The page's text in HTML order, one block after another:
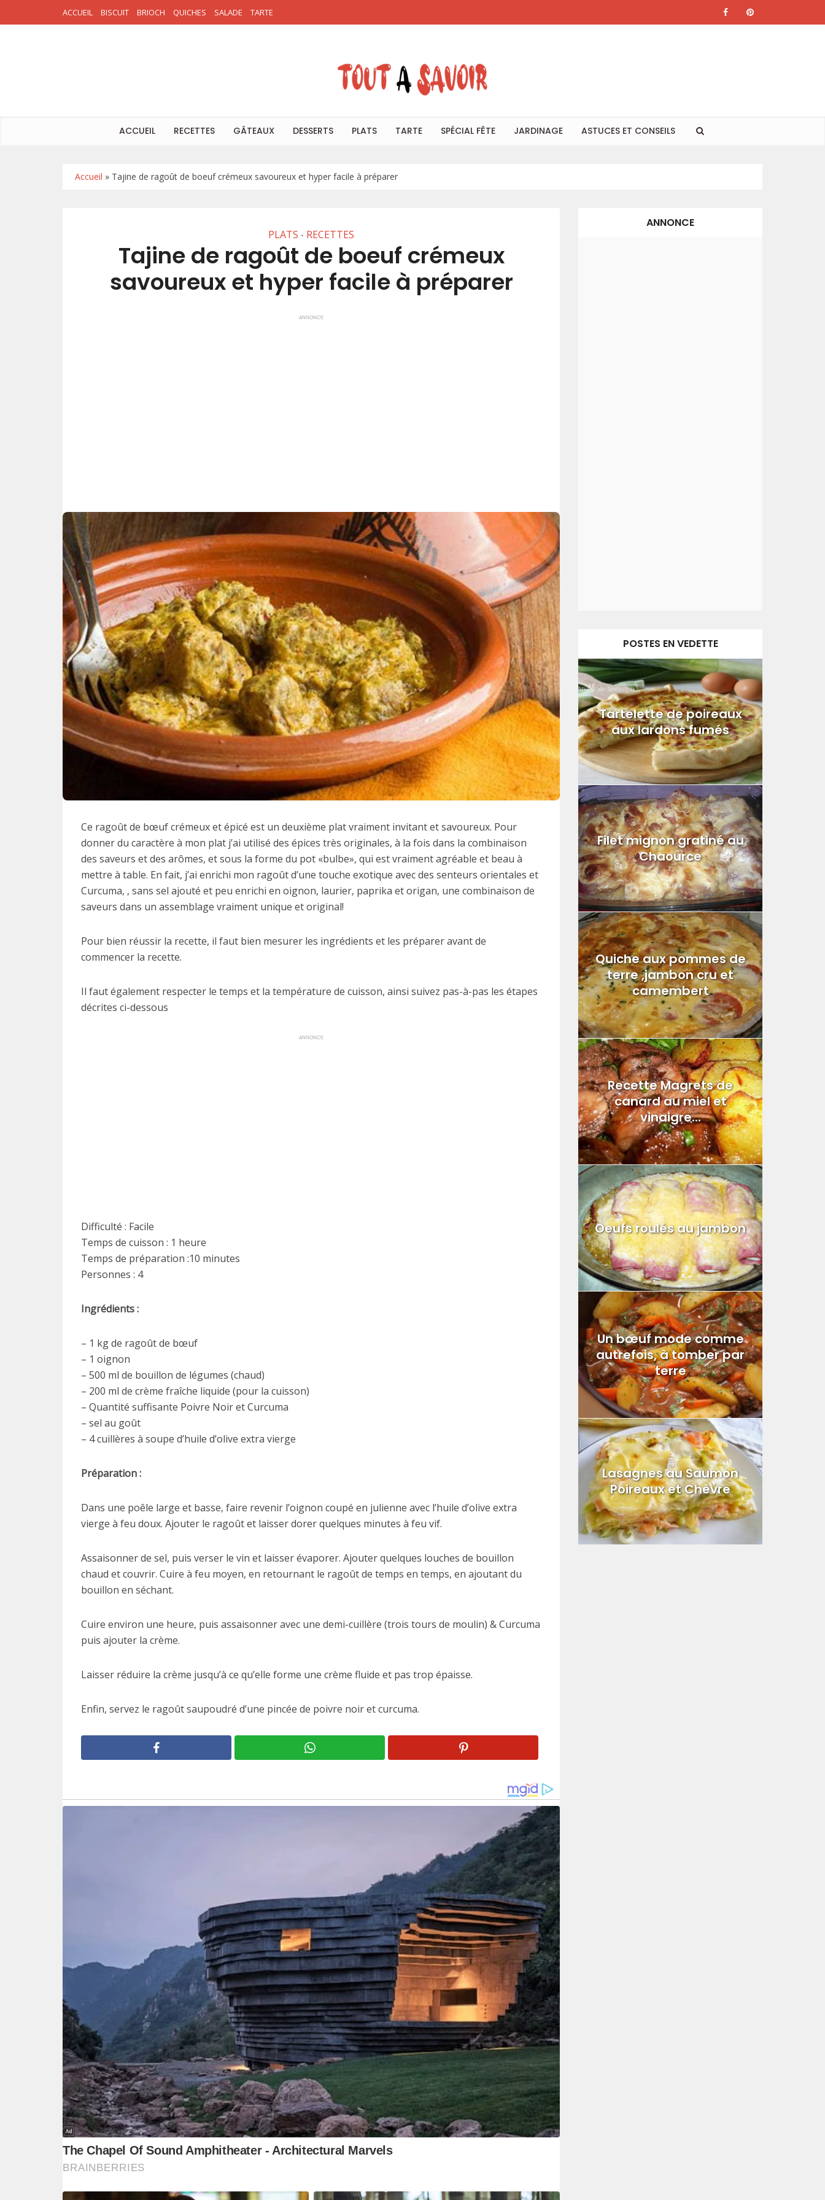
ACCUEIL BISCUIT BRIOCH QUICHES SALADE TARTE
ACCUEIL RECETTES GÂTEAUX DESSERTS PLATS TARTE SPÉCIAL FÊTE JARDINAGE ASTUCES ET CONSEILS
Accueil » Tajine de ragoût de boeuf crémeux savoureux et hyper facile à préparer
PLATS • RECETTES
Tajine de ragoût de boeuf crémeux
savoureux et hyper facile à préparer
ANNONCE
Ce ragoût de bœuf crémeux et épicé est un deuxième plat vraiment invitant et savoureux. Pour
donner du caractère à mon plat j’ai utilisé des épices très originales, à la fois dans la combinaison
des saveurs et des arômes, et sous la forme du pot «bulbe», qui est vraiment agréable et beau à
mettre à table. En fait, j’ai enrichi mon ragoût d’une touche exotique avec des senteurs orientales et
Curcuma, , sans sel ajouté et peu enrichi en oignon, laurier, paprika et origan, une combinaison de
saveurs dans un assemblage vraiment unique et original!
Pour bien réussir la recette, il faut bien mesurer les ingrédients et les préparer avant de
commencer la recette.
Il faut également respecter le temps et la température de cuisson, ainsi suivez pas-à-pas les étapes
décrites ci-dessous
ANNONCE
Difficulté : Facile
Temps de cuisson : 1 heure
Temps de préparation :10 minutes
Personnes : 4
Ingrédients :
– 1 kg de ragoût de bœuf
– 1 oignon
– 500 ml de bouillon de légumes (chaud)
– 200 ml de crème fraîche liquide (pour la cuisson)
– Quantité suffisante Poivre Noir et Curcuma
– sel au goût
– 4 cuillères à soupe d’huile d’olive extra vierge
Préparation :
Dans une poêle large et basse, faire revenir l’oignon coupé en julienne avec l’huile d’olive extra
vierge à feu doux. Ajouter le ragoût et laisser dorer quelques minutes à feu vif.
Assaisonner de sel, puis verser le vin et laisser évaporer. Ajouter quelques louches de bouillon
chaud et couvrir. Cuire à feu moyen, en retournant le ragoût de temps en temps, en ajoutant du
bouillon en séchant.
Cuire environ une heure, puis assaisonner avec une demi-cuillère (trois tours de moulin) & Curcuma
puis ajouter la crème.
Laisser réduire la crème jusqu’à ce qu’elle forme une crème fluide et pas trop épaisse.
Enfin, servez le ragoût saupoudré d’une pincée de poivre noir et curcuma.
ANNONCE
POSTES EN VEDETTE
Tartelette de poireaux
aux lardons fumés
Filet mignon gratiné au
Chaource
Quiche aux pommes de
terre ,jambon cru et
camembert
Recette Magrets de
canard au miel et
vinaigre...
Oeufs roulés au jambon
Un bœuf mode comme
autrefois, à tomber par
terre
Lasagnes au Saumon
Poireaux et Chèvre